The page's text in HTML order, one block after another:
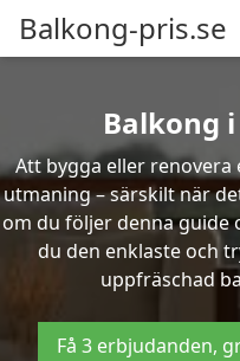
Balkong-pris.se
Balkong
Att bygga eller renovera
utmaning – särskilt när
om du följer denna guide
du den enklaste och
uppfräschad
Få 3 erbjudanden,